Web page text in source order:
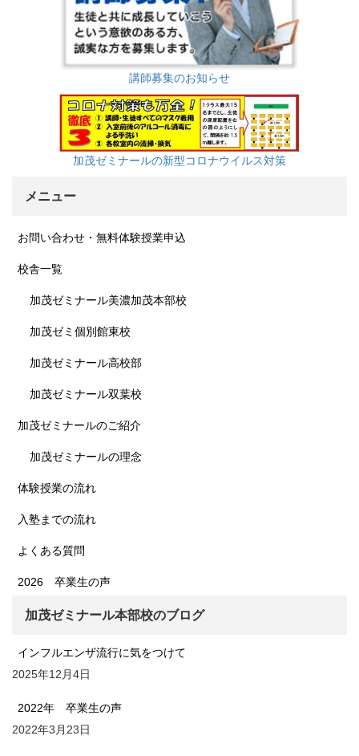
講師募集のお知らせ
加茂ゼミナールの新型コロナウイルス対策
メニュー
お問い合わせ・無料体験授業申込
校舎一覧
加茂ゼミナール美濃加茂本部校
加茂ゼミ個別館東校
加茂ゼミナール高校部
加茂ゼミナール双葉校
加茂ゼミナールのご紹介
加茂ゼミナールの理念
体験授業の流れ
入塾までの流れ
よくある質問
2026 卒業生の声
加茂ゼミナール本部校のブログ
インフルエンザ流行に気をつけて
2025年12月4日
2022年 卒業生の声
2022年3月23日